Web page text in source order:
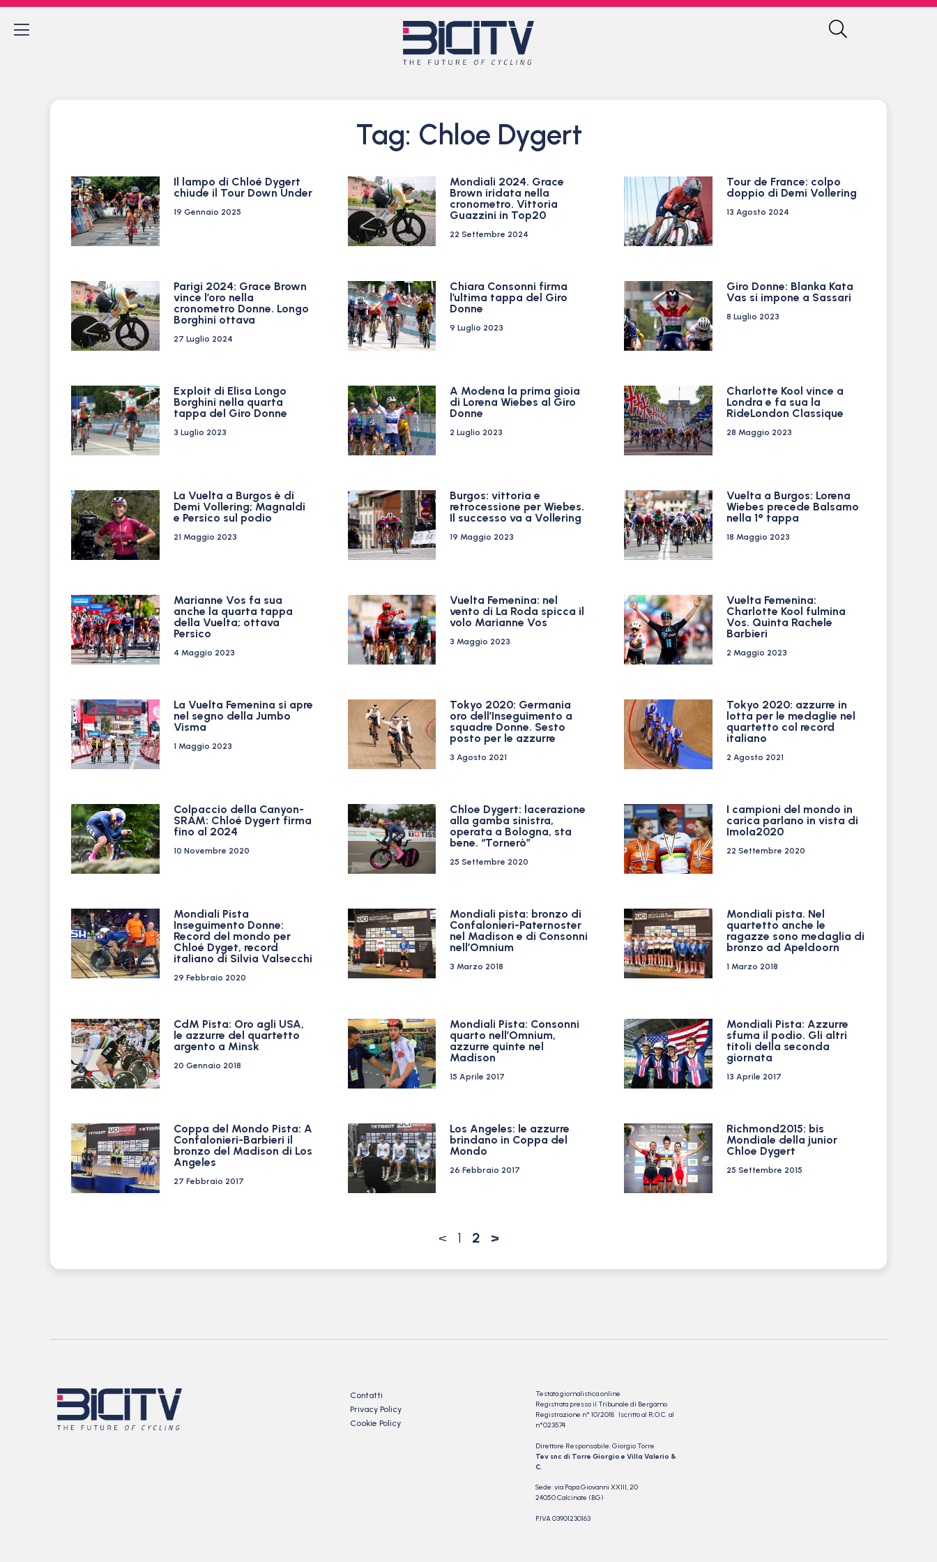
Tag: Chloe Dygert
Il lampo di Chloé Dygert
chiude il Tour Down Under
19 Gennaio 2025
Mondiali 2024. Grace
Brown iridata nella
cronometro. Vittoria
Guazzini in Top20
22 Settembre 2024
Tour de France: colpo
doppio di Demi Vollering
13 Agosto 2024
Parigi 2024: Grace Brown
vince l’oro nella
cronometro Donne. Longo
Borghini ottava
27 Luglio 2024
Chiara Consonni firma
l’ultima tappa del Giro
Donne
9 Luglio 2023
Giro Donne: Blanka Kata
Vas si impone a Sassari
8 Luglio 2023
Exploit di Elisa Longo
Borghini nella quarta
tappa del Giro Donne
3 Luglio 2023
A Modena la prima gioia
di Lorena Wiebes al Giro
Donne
2 Luglio 2023
Charlotte Kool vince a
Londra e fa sua la
RideLondon Classique
28 Maggio 2023
La Vuelta a Burgos è di
Demi Vollering; Magnaldi
e Persico sul podio
21 Maggio 2023
Burgos: vittoria e
retrocessione per Wiebes.
Il successo va a Vollering
19 Maggio 2023
Vuelta a Burgos: Lorena
Wiebes precede Balsamo
nella 1° tappa
18 Maggio 2023
Marianne Vos fa sua
anche la quarta tappa
della Vuelta; ottava
Persico
4 Maggio 2023
Vuelta Femenina: nel
vento di La Roda spicca il
volo Marianne Vos
3 Maggio 2023
Vuelta Femenina:
Charlotte Kool fulmina
Vos. Quinta Rachele
Barbieri
2 Maggio 2023
La Vuelta Femenina si apre
nel segno della Jumbo
Visma
1 Maggio 2023
Tokyo 2020: Germania
oro dell’Inseguimento a
squadre Donne. Sesto
posto per le azzurre
3 Agosto 2021
Tokyo 2020: azzurre in
lotta per le medaglie nel
quartetto col record
italiano
2 Agosto 2021
Colpaccio della Canyon-
SRAM: Chloé Dygert firma
fino al 2024
10 Novembre 2020
Chloe Dygert: lacerazione
alla gamba sinistra,
operata a Bologna, sta
bene. “Tornerò”
25 Settembre 2020
I campioni del mondo in
carica parlano in vista di
Imola2020
22 Settembre 2020
Mondiali Pista
Inseguimento Donne:
Record del mondo per
Chloé Dyget, record
italiano di Silvia Valsecchi
29 Febbraio 2020
Mondiali pista: bronzo di
Confalonieri-Paternoster
nel Madison e di Consonni
nell’Omnium
3 Marzo 2018
Mondiali pista. Nel
quartetto anche le
ragazze sono medaglia di
bronzo ad Apeldoorn
1 Marzo 2018
CdM Pista: Oro agli USA,
le azzurre del quartetto
argento a Minsk
20 Gennaio 2018
Mondiali Pista: Consonni
quarto nell’Omnium,
azzurre quinte nel
Madison
15 Aprile 2017
Mondiali Pista: Azzurre
sfuma il podio. Gli altri
titoli della seconda
giornata
13 Aprile 2017
Coppa del Mondo Pista: A
Confalonieri-Barbieri il
bronzo del Madison di Los
Angeles
27 Febbraio 2017
Los Angeles: le azzurre
brindano in Coppa del
Mondo
26 Febbraio 2017
Richmond2015: bis
Mondiale della junior
Chloe Dygert
25 Settembre 2015
< 1 2 >
Contatti
Privacy Policy
Cookie Policy
Testata giornalistica online
Registrata presso il Tribunale di Bergamo
Registrazione n° 10/2018 Iscritto al R.O.C. al
n°023574
Direttore Responsabile: Giorgio Torre
Tev snc di Torre Giorgio e Villa Valerio &
C.
Sede: via Papa Giovanni XXIII, 20
24050 Calcinate (BG)
P.IVA 03901230163